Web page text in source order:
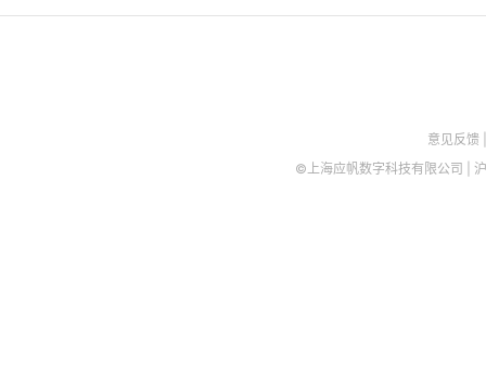
意见反馈
©上海应帆数字科技有限公司